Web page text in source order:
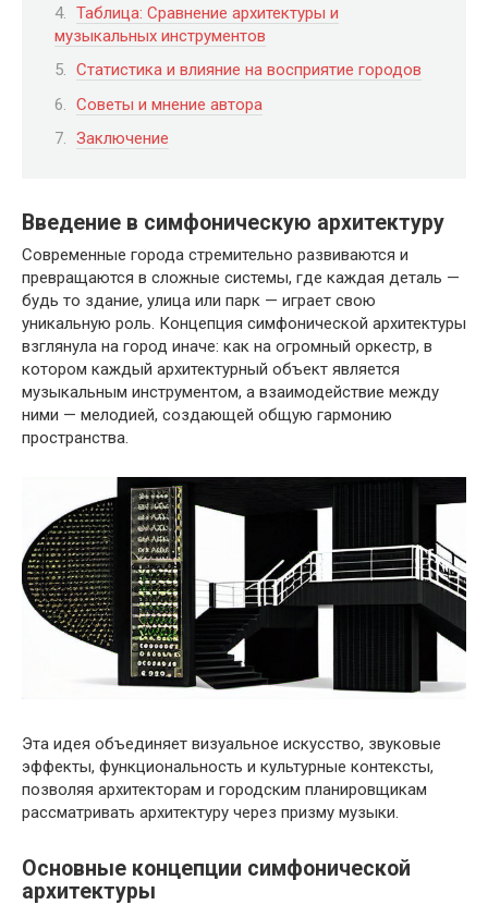
Таблица: Сравнение архитектуры и
музыкальных инструментов
Статистика и влияние на восприятие городов
Советы и мнение автора
Заключение
Введение в симфоническую архитектуру
Современные города стремительно развиваются и
превращаются в сложные системы, где каждая деталь —
будь то здание, улица или парк — играет свою
уникальную роль. Концепция симфонической архитектуры
взглянула на город иначе: как на огромный оркестр, в
котором каждый архитектурный объект является
музыкальным инструментом, а взаимодействие между
ними — мелодией, создающей общую гармонию
пространства.
Эта идея объединяет визуальное искусство, звуковые
эффекты, функциональность и культурные контексты,
позволяя архитекторам и городским планировщикам
рассматривать архитектуру через призму музыки.
Основные концепции симфонической
архитектуры